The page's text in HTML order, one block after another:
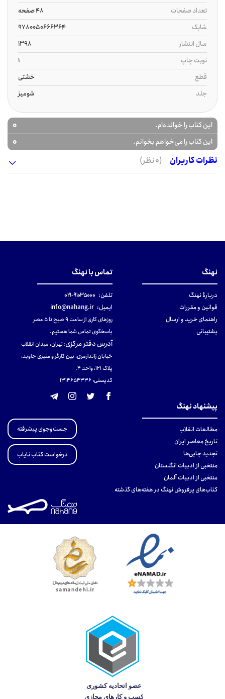
تعداد صفحات
48 صفحه
شابک
9780050666364
سال انتشار
1398
نوبت چاپ
1
قطع
خشتی
جلد
شومیز
این کتاب را خوانده‌ام. 0
این کتاب را می‌خواهم بخوانم.
0
نظرات کاربران
(0 نظر)
نهنگ
دربارهٔ نهنگ
قوانین و مقررات
راهنمای خرید و ارسال
پشتیبانی
تماس با نهنگ
تلفن: ۹۱۰۳۵۰۰۰-۰۲۱
ایمیل: info@nahang.ir
روزهای کاری از ساعت ۹ صبح تا ۵ عصر
پاسخگوی تماس شما هستیم.
آدرس دفتر مرکزی:تهران، میدان انقلاب
خیابان ژاندارمری، بین کارگر و منیری جاوید،
پلاک 121، واحد ۴.
کدپستی: 131465433۶
پیشنهاد نهنگ
مطالعات انقلاب
تاریخ معاصر ایران
تجدید چاپی‌ها
منتخبی از ادبیات انگلستان
منتخبی از ادبیات آلمان
کتاب‌های پرفروش نهنگ در هفته‌های گذشته
جست‌وجوی پیشرفته
درخواست کتاب نایاب